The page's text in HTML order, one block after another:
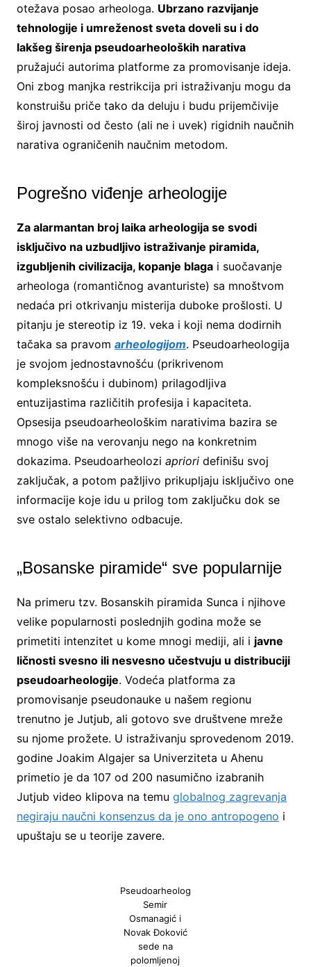
otežava posao arheologa. Ubrzano razvijanje
tehnologije i umreženost sveta doveli su i do
lakšeg širenja pseudoarheoloških narativa
pružajući autorima platforme za promovisanje ideja.
Oni zbog manjka restrikcija pri istraživanju mogu da
konstruišu priče tako da deluju i budu prijemčivije
široj javnosti od često (ali ne i uvek) rigidnih naučnih
narativa ograničenih naučnim metodom.
Pogrešno viđenje arheologije
Za alarmantan broj laika arheologija se svodi
isključivo na uzbudljivo istraživanje piramida,
izgubljenih civilizacija, kopanje blagai suočavanje
arheologa (romantičnog avanturiste) sa mnoštvom
nedaća pri otkrivanju misterija duboke prošlosti. U
pitanju je stereotip iz 19. veka i koji nema dodirnih
tačaka sa pravom arheologijom. Pseudoarheologija
je svojom jednostavnošću (prikrivenom
kompleksnošću i dubinom) prilagodljiva
entuzijastima različitih profesija i kapaciteta.
Opsesija pseudoarheološkim narativima bazira se
mnogo više na verovanju nego na konkretnim
dokazima. Pseudoarheolozi aprioridefinišu svoj
zaključak, a potom pažljivo prikupljaju isključivo one
informacije koje idu u prilog tom zaključku dok se
sve ostalo selektivno odbacuje.
„Bosanske piramide“ sve popularnije
Na primeru tzv. Bosanskih piramida Sunca i njihove
velike popularnosti poslednjih godina može se
primetiti intenzitet u kome mnogi mediji, ali i javne
ličnosti svesno ili nesvesno učestvuju u distribuciji
pseudoarheologije. Vodeća platforma za
promovisanje pseudonauke u našem regionu
trenutno je Jutjub, ali gotovo sve društvene mreže
su njome prožete. U istraživanju sprovedenom 2019.
godine Joakim Algajer sa Univerziteta u Ahenu
primetio je da 107 od 200 nasumično izabranih
Jutjub video klipova na temu globalnog zagrevanja
negiraju naučni konsenzus da je ono antropogeno i
upuštaju se u teorije zavere.
Pseudoarheolog
Semir
Osmanagić i
Novak Đoković
sede na
polomljenoj